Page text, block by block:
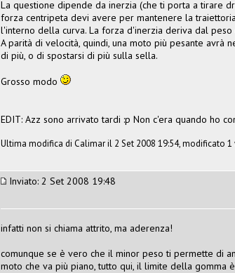
La questione dipende da inerzia (che ti porta a tirare
forza centripeta devi avere per mantenere la
l'interno della curva. La forza d'inerzia deriva dal
A parità di velocità, quindi, una moto più pesante avrà
di più, o di spostarsi di più sulla sella.
Grosso modo
EDIT: Azz sono arrivato tardi :p Non c'era quando ho
Ultima modifica di Calimar il 2 Set 2008 19:54, modificato
Inviato: 2 Set 2008 19:48
infatti non si chiama attrito, ma aderenza!
comunque se è vero che il minor peso ti permette di
moto che va più piano, tutto qui, il limite della gomma